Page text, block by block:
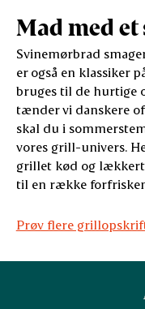
Mad med
Svinemørbrad
er også en klassiker
bruges til de hurtige
tænder vi danskere
skal du i
vores grill-univers.
grillet kød og lækkert
til en række
Prøv flere